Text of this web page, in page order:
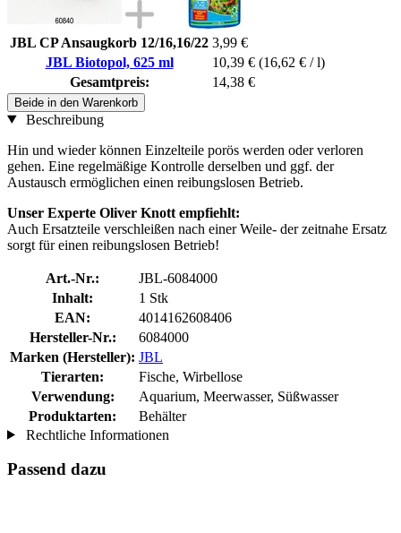
JBL CP Ansaugkorb 12/16,16/22 3,99 €
JBL Biotopol, 625 ml
10,39 € (16,62 € / l)
Gesamtpreis:
14,38 €
Beide in den Warenkorb
Beschreibung
Hin und wieder können Einzelteile porös werden oder verloren
gehen. Eine regelmäßige Kontrolle derselben und ggf. der
Austausch ermöglichen einen reibungslosen Betrieb.
Unser Experte Oliver Knott empfiehlt:
Auch Ersatzteile verschleißen nach einer Weile- der zeitnahe Ersatz
sorgt für einen reibungslosen Betrieb!
Art.-Nr.:
JBL-6084000
Inhalt:
1 Stk
EAN:
4014162608406
Hersteller-Nr.:
6084000
Marken (Hersteller): JBL
Tierarten:
Fische, Wirbellose
Verwendung:
Aquarium, Meerwasser, Süßwasser
Produktarten:
Behälter
Rechtliche Informationen
Passend dazu